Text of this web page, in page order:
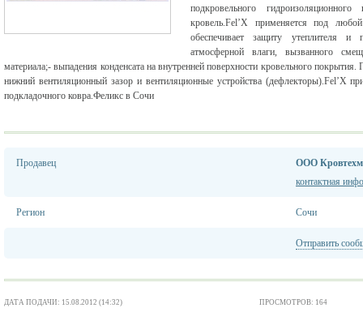
подкровельного
кровель.Fel’X применяется под
обеспечивает защиту утеплителя и
атмосферной влаги, вызванного
материала;- выпадения конденсата на внутренней поверхности кровельного
нижний вентиляционный зазор и вентиляционные устройства (дефлекторы).Fel’X
подкладочного ковра.Феликс в Сочи
Продавец
ООО
контактная
Регион Сочи
Отправить
ДАТА ПОДАЧИ: 15.08.2012 (14:32) ПРОСМОТРОВ: 164